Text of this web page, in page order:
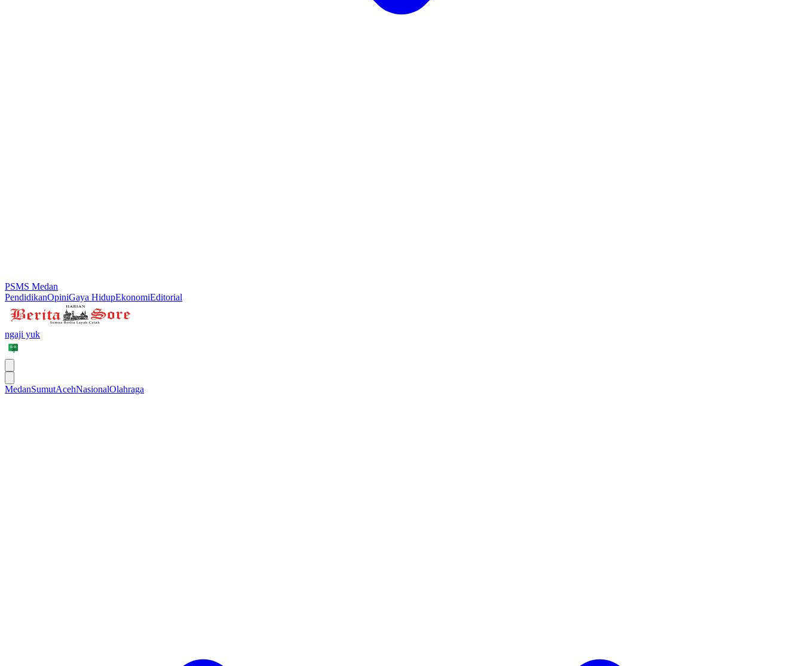
PSMS Medan
PendidikanOpiniGaya HidupEkonomiEditorial
ngaji yuk
MedanSumutAcehNasionalOlahraga